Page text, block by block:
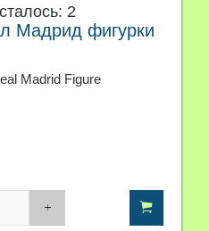
2
Мадрид фигурки
Madrid Figure